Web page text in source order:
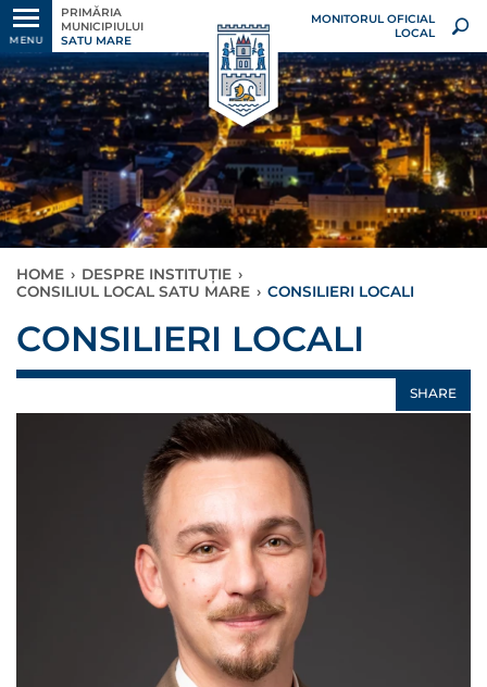
MENU
PRIMĂRIA
MUNICIPIULUI
SATU MARE
MONITORUL OFICIAL
LOCAL
HOME › DESPRE INSTITUȚIE ›
CONSILIUL LOCAL SATU MARE › CONSILIERI LOCALI
CONSILIERI LOCALI
SHARE